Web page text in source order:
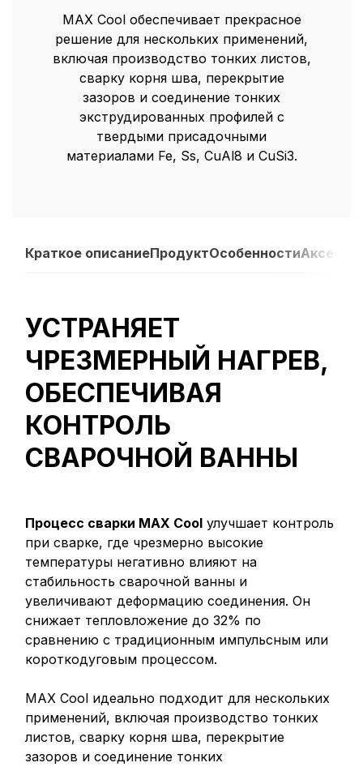
MAX Cool обеспечивает прекрасное
решение для нескольких применений,
включая производство тонких листов,
сварку корня шва, перекрытие
зазоров и соединение тонких
экструдированных профилей с
твердыми присадочными
материалами Fe, Ss, CuAl8 и CuSi3.
Краткое описаниеПродуктОсобенности
УСТРАНЯЕТ
ЧРЕЗМЕРНЫЙ НАГРЕВ,
ОБЕСПЕЧИВАЯ
КОНТРОЛЬ
СВАРОЧНОЙ ВАННЫ
Процесс сварки MAX Cool улучшает контроль
при сварке, где чрезмерно высокие
температуры негативно влияют на
стабильность сварочной ванны и
увеличивают деформацию соединения. Он
снижает тепловложение до 32% по
сравнению с традиционным импульсным или
короткодуговым процессом.
MAX Cool идеально подходит для нескольких
применений, включая производство тонких
листов, сварку корня шва, перекрытие
зазоров и соединение тонких